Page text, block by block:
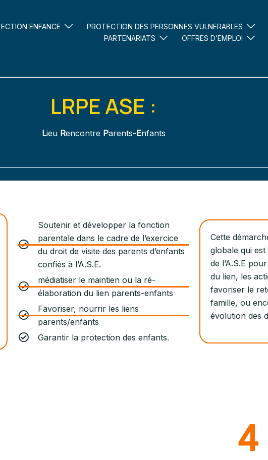
ENFANCE PROTECTION DES PERSONNES VULNERABLES
PARTENARIATS
OFFRES D’EMPLOI
LRPE ASE :
LieuRencontreParents-Enfants
Soutenir et développer la fonction
parentale dans le cadre de l’exercice
du droit de visite des parents d’enfants
confiés à l’A.S.E.
médiatiser le maintien ou la ré-
élaboration du lien parents-enfants
Favoriser, nourrir les liens
parents/enfants
Garantir la protection des enfants.
Cette
globale qui
de l’A.S.E
du lien, les
favoriser le
famille, ou
évolution des
4